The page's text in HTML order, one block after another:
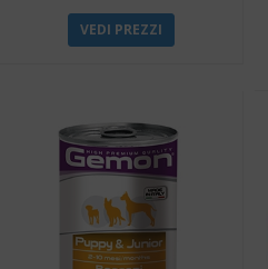
VEDI PREZZI